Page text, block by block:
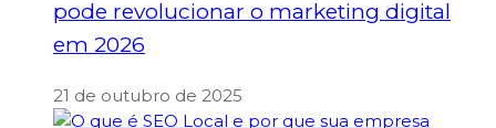
pode revolucionar o marketing digital
em 2026
21 de outubro de 2025